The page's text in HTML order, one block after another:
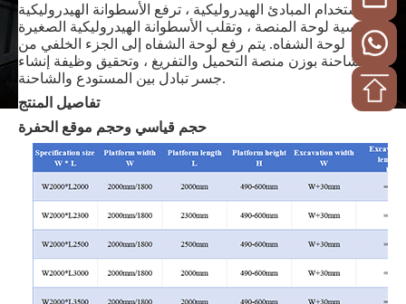
باستخدام المبادئ الهيدروليكية ، ترفع الأسطوانة الهيدروليكية
الرئيسية لوحة المنصة ، وتقلب الأسطوانة الهيدروليكية الصغيرة
لوحة الشفاه. يتم رفع لوحة الشفاه إلى الجزء الخلفي من
الشاحنة بوزن منصة التحميل والتفريغ ، وتحقيق وظيفة إنشاء
جسر تبادل بين المستودع والشاحنة.
تفاصيل المنتج
حجم قياسي وحجم موقع الحفرة